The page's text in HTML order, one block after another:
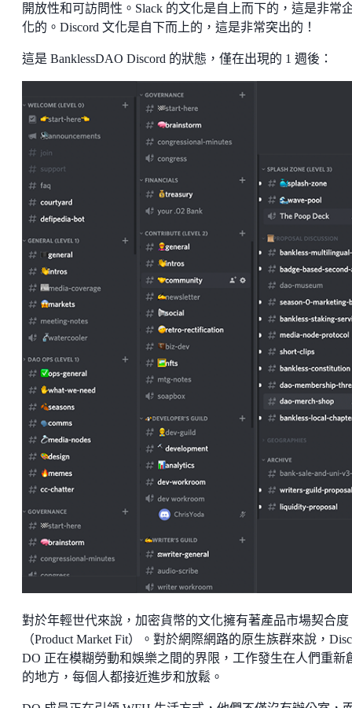
開放性和可訪問性。Slack 的文化是自上而下的，這是非常
化的。Discord 文化是自下而上的，這是非常突出的！
這是 BanklessDAO Discord 的狀態，僅在出現的 1 週後：
對於年輕世代來說，加密貨幣的文化擁有著產品市場契合度
（Product Market Fit）。對於網際網路的原生族群來說，
DO 正在模糊勞動和娛樂之間的界限，工作發生在人們重新
的地方，每個人都接近進步和放鬆。